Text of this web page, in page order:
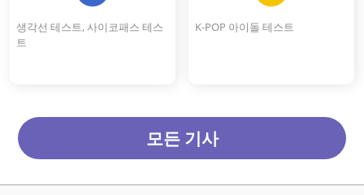
생각선 테스트, 사이코패스 테스
트
K-POP 아이돌 테스트
모든 기사